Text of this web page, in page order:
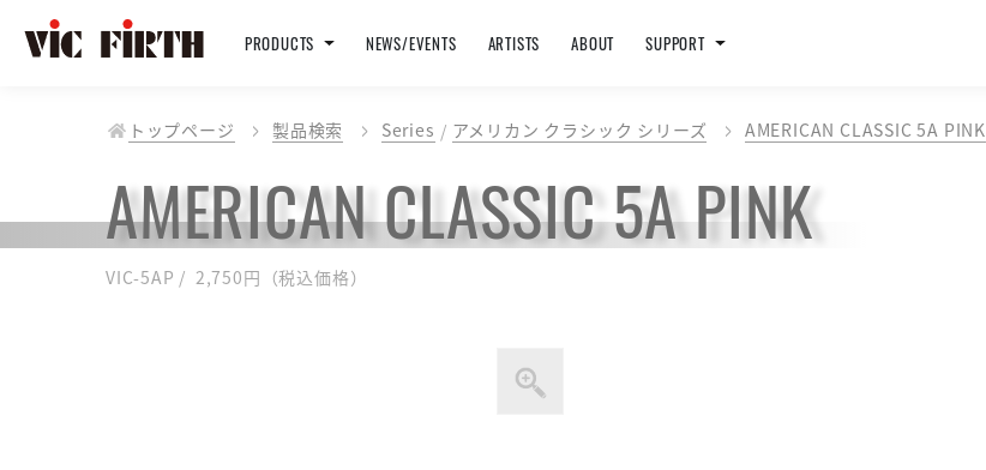
PRODUCTS NEWS/EVENTS ARTISTS ABOUT SUPPORT
トップページ 製品検索 Series アメリカン クラシック シリーズ AMERICAN CLASSIC 5A PINK
AMERICAN CLASSIC 5A PINK
VIC-5AP / 2,750円（税込価格）